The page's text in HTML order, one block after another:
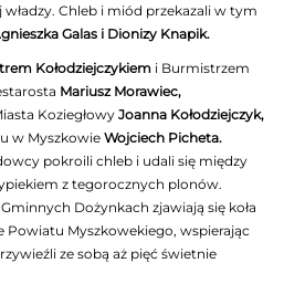
Chleb i miód przekazali w tym
Galas i Dionizy Knapik.
Kołodziejczykiem i Burmistrzem
Mariusz Morawiec,
KoziegłowyJoanna Kołodziejczyk,
w MyszkowieWojciech Picheta.
pokroili chleb i udali się między
z tegorocznych plonów.
Dożynkach zjawiają się koła
Powiatu Myszkowekiego, wspierając
ze sobą aż pięć świetnie